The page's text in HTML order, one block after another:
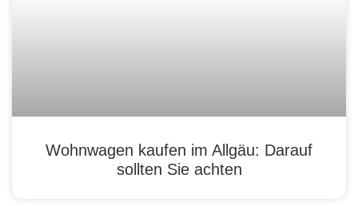
Wohnwagen kaufen im Allgäu: Darauf
sollten Sie achten